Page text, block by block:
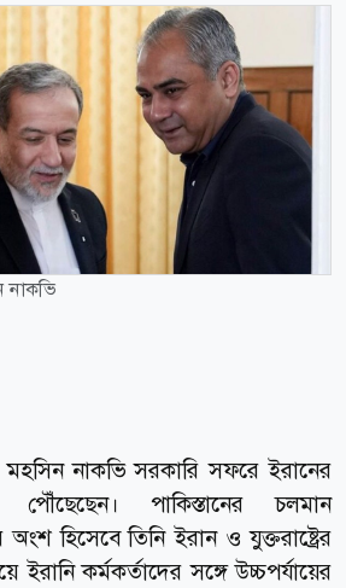
নাকভি
মহসিন নাকভি সরকারি সফরে ইরানের
পৌঁছেছেন। পাকিস্তানের চলমান
অংশ হিসেবে তিনি ইরান ও যুক্তরাষ্ট্রের
কর্মকর্তাদের সঙ্গে উচ্চপর্যায়ের